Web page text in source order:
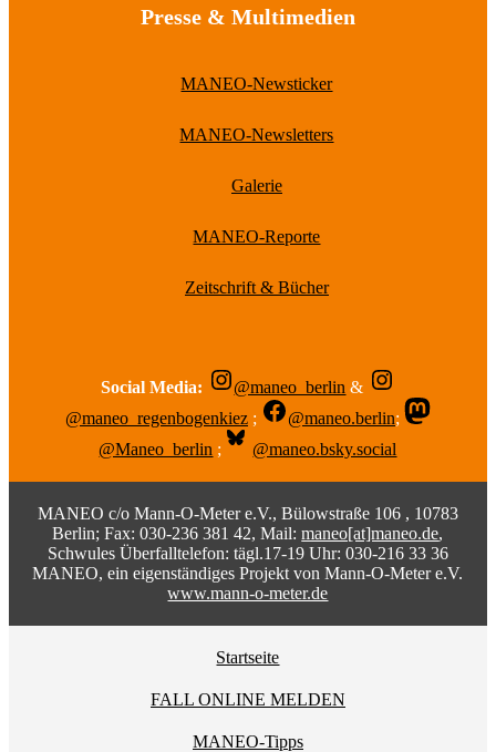
Presse & Multimedien
MANEO-Newsticker
MANEO-Newsletters
Galerie
MANEO-Reporte
Zeitschrift & Bücher
Social Media: @maneo_berlin &
@maneo_regenbogenkiez ; @maneo.berlin;
@Maneo_berlin ; @maneo.bsky.social
MANEO c/o Mann-O-Meter e.V., Bülowstraße 106 , 10783
Berlin; Fax: 030-236 381 42, Mail:maneo[at]maneo.de,
Schwules Überfalltelefon: tägl.17-19 Uhr: 030-216 33 36
MANEO, ein eigenständiges Projekt von Mann-O-Meter e.V.
www.mann-o-meter.de
Startseite
FALL ONLINE MELDEN
MANEO-Tipps